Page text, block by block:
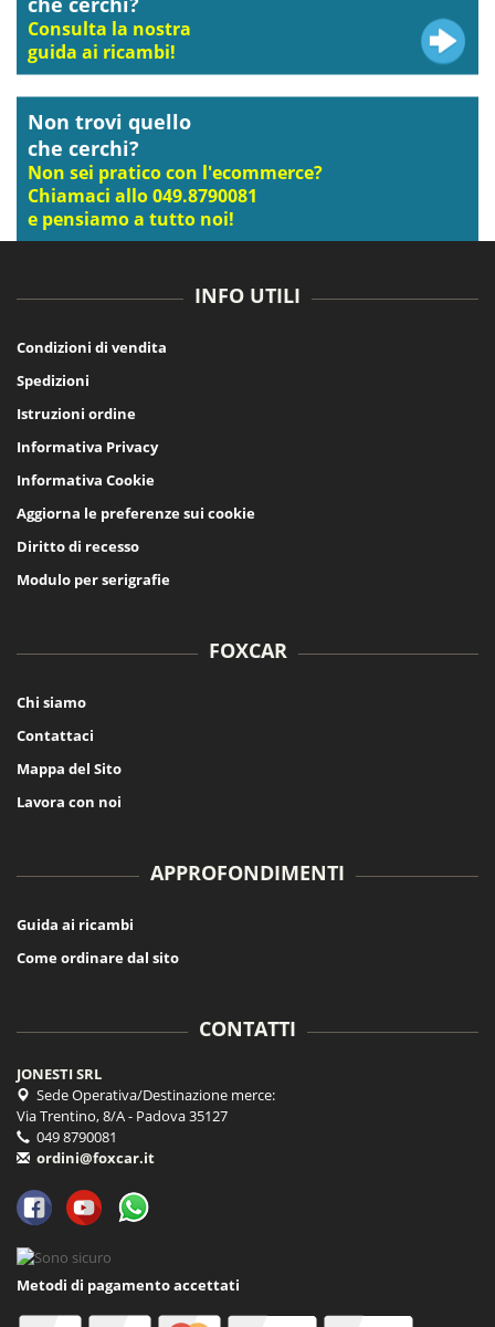
Consulta la nostra
guida ai ricambi!
Non trovi quello
che cerchi?
Non sei pratico con l'ecommerce?
Chiamaci allo 049.8790081
e pensiamo a tutto noi!
INFO UTILI
Condizioni di vendita
Spedizioni
Istruzioni ordine
Informativa Privacy
Informativa Cookie
Aggiorna le preferenze sui cookie
Diritto di recesso
Modulo per serigrafie
FOXCAR
Chi siamo
Contattaci
Mappa del Sito
Lavora con noi
APPROFONDIMENTI
Guida ai ricambi
Come ordinare dal sito
CONTATTI
JONESTI SRL
Sede Operativa/Destinazione merce:
Via Trentino, 8/A - Padova 35127
049 8790081
ordini@foxcar.it
Metodi di pagamento accettati